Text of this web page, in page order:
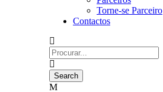
Torne-se Parceiro
Contactos